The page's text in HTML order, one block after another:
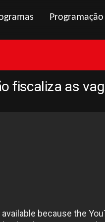
Programação
fiscaliza as